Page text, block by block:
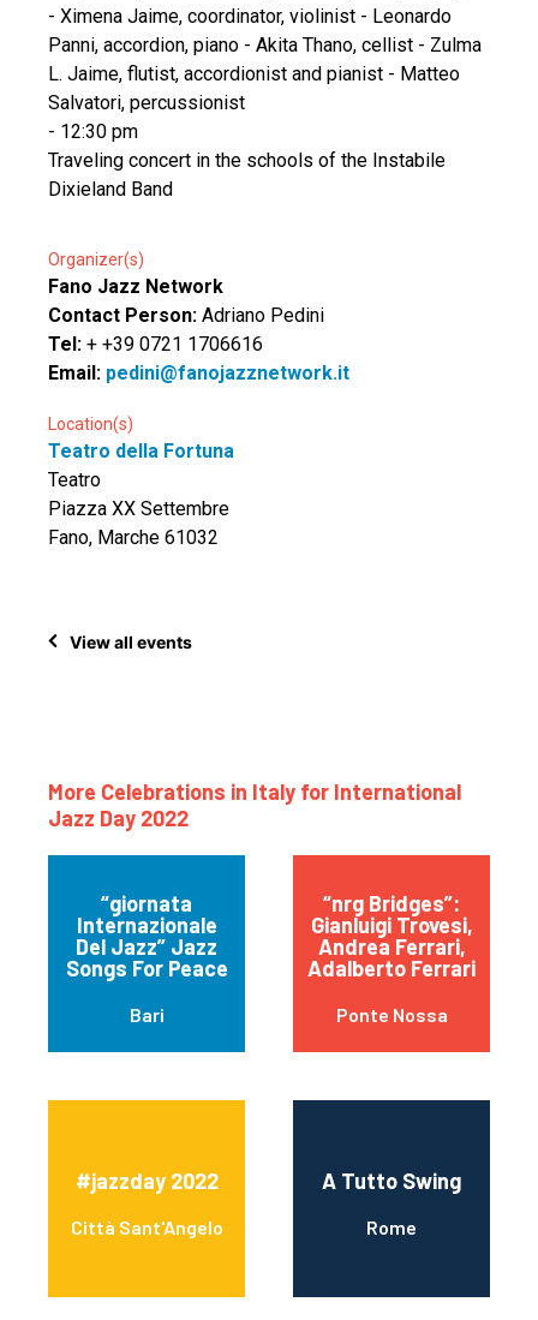
- Ximena Jaime, coordinator, violinist - Leonardo
Panni, accordion, piano - Akita Thano, cellist - Zulma
L. Jaime, flutist, accordionist and pianist - Matteo
Salvatori, percussionist
- 12:30 pm
Traveling concert in the schools of the Instabile
Dixieland Band
Organizer(s)
Fano Jazz Network
Contact Person: Adriano Pedini
Tel: + +39 0721 1706616
Email: pedini@fanojazznetwork.it
Location(s)
Teatro della Fortuna
Teatro
Piazza XX Settembre
Fano, Marche 61032
View all events
More Celebrations in Italy for International
Jazz Day 2022
“giornata
Internazionale
Del Jazz” Jazz
Songs For Peace
Bari
“nrg Bridges”:
Gianluigi Trovesi,
Andrea Ferrari,
Adalberto Ferrari
Ponte Nossa
#jazzday 2022
Città Sant'Angelo
A Tutto Swing
Rome